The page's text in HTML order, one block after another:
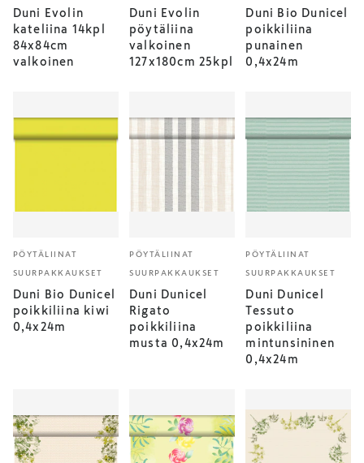
Duni Evolin
kateliina 14kpl
84x84cm
valkoinen
Duni Evolin
pöytäliina
valkoinen
127x180cm 25kpl
Duni Bio Dunicel
poikkiliina
punainen
0,4x24m
PÖYTÄLIINAT
SUURPAKKAUKSET
Duni Bio Dunicel
poikkiliina kiwi
0,4x24m
PÖYTÄLIINAT
SUURPAKKAUKSET
Duni Dunicel
Rigato
poikkiliina
musta 0,4x24m
PÖYTÄLIINAT
SUURPAKKAUKSET
Duni Dunicel
Tessuto
poikkiliina
mintunsininen
0,4x24m